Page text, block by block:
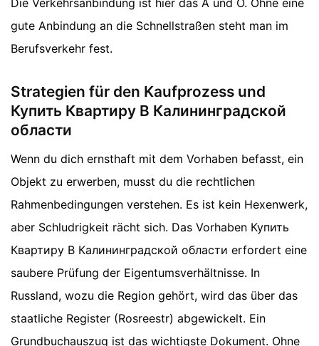
Die Verkehrsanbindung ist hier das A und O. Ohne eine
gute Anbindung an die Schnellstraßen steht man im
Berufsverkehr fest.
Strategien für den Kaufprozess und
Купить Квартиру В Калининградской
области
Wenn du dich ernsthaft mit dem Vorhaben befasst, ein
Objekt zu erwerben, musst du die rechtlichen
Rahmenbedingungen verstehen. Es ist kein Hexenwerk,
aber Schludrigkeit rächt sich. Das Vorhaben Купить
Квартиру В Калининградской области erfordert eine
saubere Prüfung der Eigentumsverhältnisse. In
Russland, wozu die Region gehört, wird das über das
staatliche Register (Rosreestr) abgewickelt. Ein
Grundbuchauszug ist das wichtigste Dokument. Ohne